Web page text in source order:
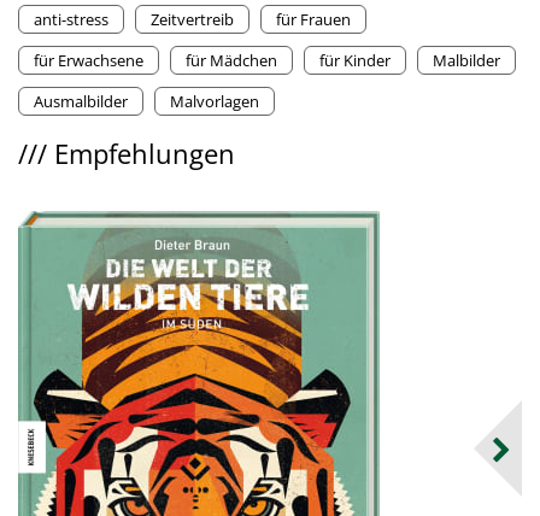
anti-stress
Zeitvertreib
für Frauen
für Erwachsene
für Mädchen für Kinder
Malbilder
Ausmalbilder
Malvorlagen
/// Empfehlungen